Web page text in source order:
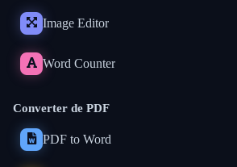
Image Editor
Word Counter
Converter de PDF
PDF to Word